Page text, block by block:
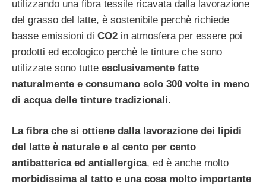
utilizzando una fibra tessile ricavata dalla lavorazione
del grasso del latte, è sostenibile perchè richiede
basse emissioni di CO2 in atmosfera per essere poi
prodotti ed ecologico perchè le tinture che sono
utilizzate sono tutte esclusivamente fatte
naturalmente e consumano solo 300 volte in meno
di acqua delle tinture tradizionali.
La fibra che si ottiene dalla lavorazione dei lipidi
del latte è naturale e al cento per cento
antibatterica ed antiallergica, ed è anche molto
morbidissima al tatto e una cosa molto importante